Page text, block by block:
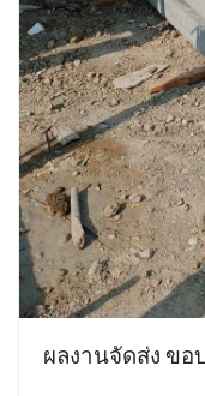
ผลงานจัดส่ง ข